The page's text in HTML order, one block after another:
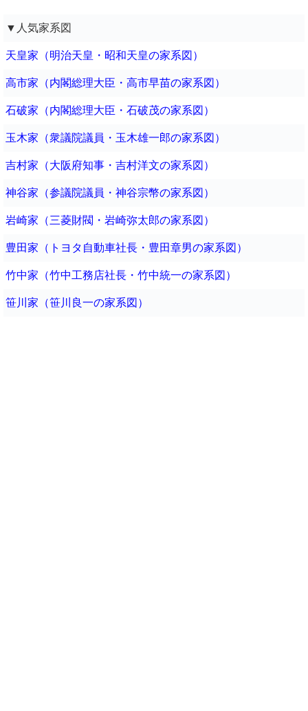
▼人気家系図
天皇家（明治天皇・昭和天皇の家系図）
高市家（内閣総理大臣・高市早苗の家系図）
石破家（内閣総理大臣・石破茂の家系図）
玉木家（衆議院議員・玉木雄一郎の家系図）
吉村家（大阪府知事・吉村洋文の家系図）
神谷家（参議院議員・神谷宗幣の家系図）
岩崎家（三菱財閥・岩崎弥太郎の家系図）
豊田家（トヨタ自動車社長・豊田章男の家系図）
竹中家（竹中工務店社長・竹中統一の家系図）
笹川家（笹川良一の家系図）